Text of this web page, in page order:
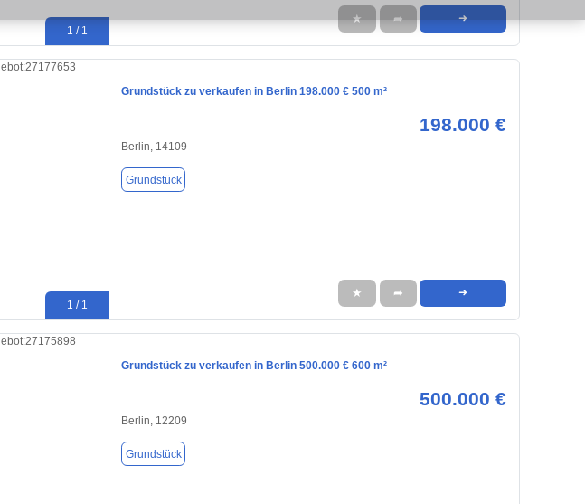
1 / 1
★ ➦ ➜
1 / 1
Grundstück zu verkaufen in Berlin 198.000 € 500 m²
198.000 €
Berlin, 14109
Grundstück
★ ➦ ➜
Grundstück zu verkaufen in Berlin 500.000 € 600 m²
500.000 €
Berlin, 12209
Grundstück